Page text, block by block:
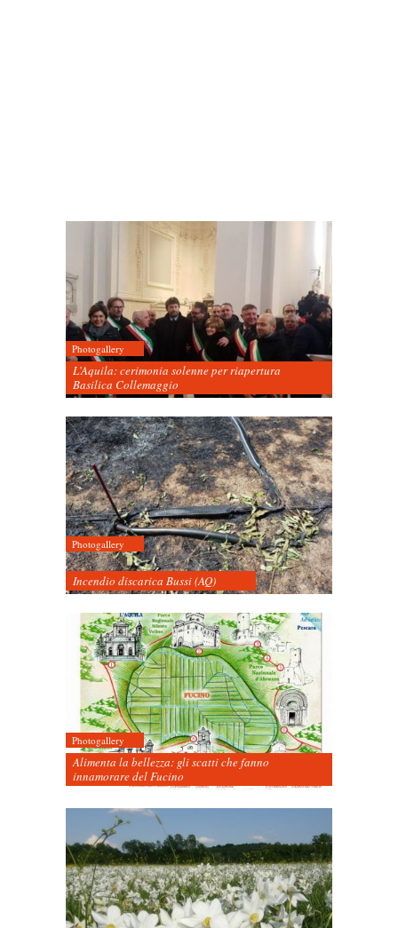
Photogallery
L’Aquila: cerimonia solenne per riapertura
Basilica Collemaggio
Photogallery
Incendio discarica Bussi (AQ)
Photogallery
Alimenta la bellezza: gli scatti che fanno
innamorare del Fucino